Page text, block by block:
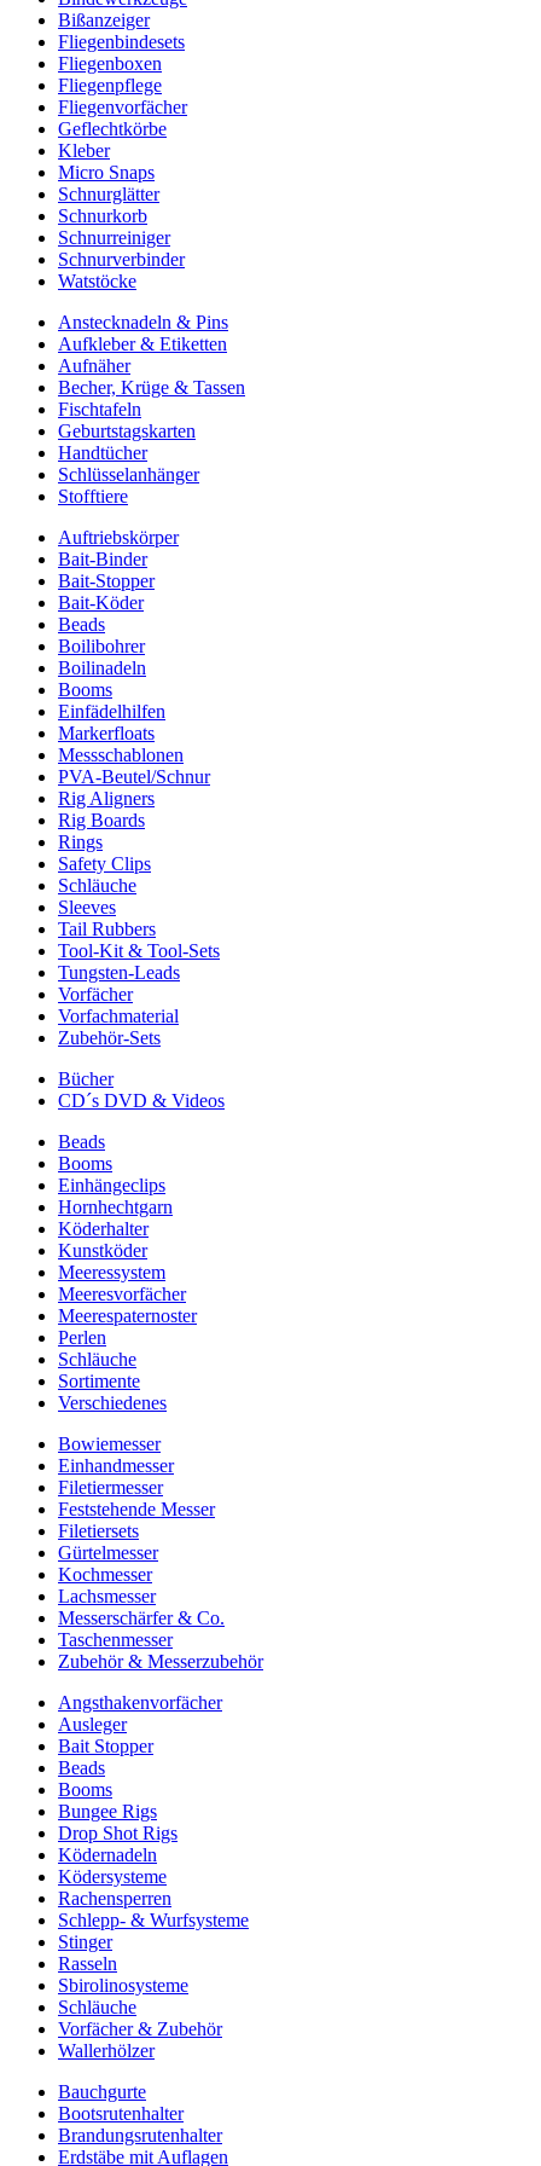
Bißanzeiger
Fliegenbindesets
Fliegenboxen
Fliegenpflege
Fliegenvorfächer
Geflechtkörbe
Kleber
Micro Snaps
Schnurglätter
Schnurkorb
Schnurreiniger
Schnurverbinder
Watstöcke
Anstecknadeln & Pins
Aufkleber & Etiketten
Aufnäher
Becher, Krüge & Tassen
Fischtafeln
Geburtstagskarten
Handtücher
Schlüsselanhänger
Stofftiere
Auftriebskörper
Bait-Binder
Bait-Stopper
Bait-Köder
Beads
Boilibohrer
Boilinadeln
Booms
Einfädelhilfen
Markerfloats
Messschablonen
PVA-Beutel/Schnur
Rig Aligners
Rig Boards
Rings
Safety Clips
Schläuche
Sleeves
Tail Rubbers
Tool-Kit & Tool-Sets
Tungsten-Leads
Vorfächer
Vorfachmaterial
Zubehör-Sets
Bücher
CD´s DVD & Videos
Beads
Booms
Einhängeclips
Hornhechtgarn
Köderhalter
Kunstköder
Meeressystem
Meeresvorfächer
Meerespaternoster
Perlen
Schläuche
Sortimente
Verschiedenes
Bowiemesser
Einhandmesser
Filetiermesser
Feststehende Messer
Filetiersets
Gürtelmesser
Kochmesser
Lachsmesser
Messerschärfer & Co.
Taschenmesser
Zubehör & Messerzubehör
Angsthakenvorfächer
Ausleger
Bait Stopper
Beads
Booms
Bungee Rigs
Drop Shot Rigs
Ködernadeln
Ködersysteme
Rachensperren
Schlepp- & Wurfsysteme
Stinger
Rasseln
Sbirolinosysteme
Schläuche
Vorfächer & Zubehör
Wallerhölzer
Bauchgurte
Bootsrutenhalter
Brandungsrutenhalter
Erdstäbe mit Auflagen